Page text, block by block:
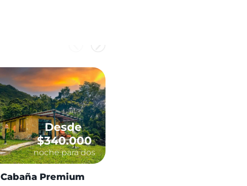
Desde
$340.000
noche para dos
Cabaña Premium